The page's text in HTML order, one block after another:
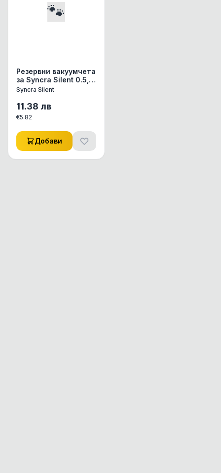
🐾
Резервни вакуумчета
за Syncra Silent 0.5,
1.0 и 1.5 - 4 бр.
Syncra Silent
11.38 лв
€5.82
Добави